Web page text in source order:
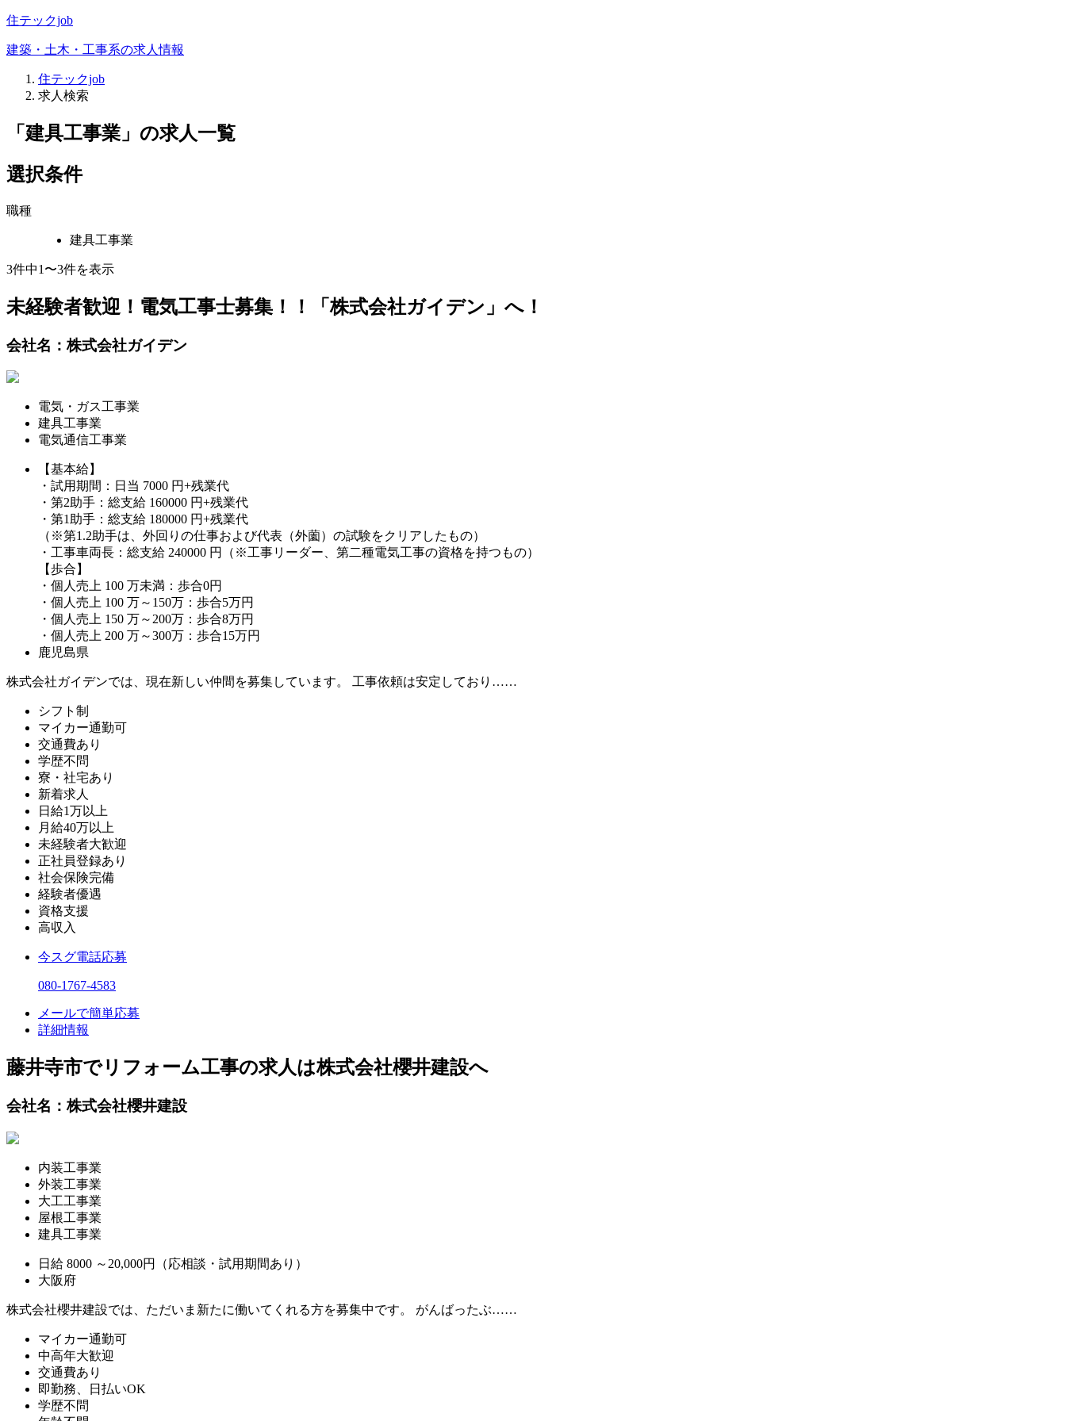
住テックjob
建築・土木・工事系の求人情報
住テックjob
求人検索
「建具工事業」 の求人一覧
選択条件
職種
建具工事業
3件中1〜3件を表示
未経験者歓迎！電気工事士募集！！「株式会社ガイデン」へ！
会社名：株式会社ガイデン
電気・ガス工事業
建具工事業
電気通信工事業
【基本給】
・試用期間：日当 7000 円+残業代
・第2助手：総支給 160000 円+残業代
・第1助手：総支給 180000 円+残業代
（※第1.2助手は、外回りの仕事および代表（外薗）の試験をクリアしたもの）
・工事車両長：総支給 240000 円（※工事リーダー、第二種電気工事の資格を持つもの）
【歩合】
・個人売上 100 万未満：歩合0円
・個人売上 100 万～150万：歩合5万円
・個人売上 150 万～200万：歩合8万円
・個人売上 200 万～300万：歩合15万円
鹿児島県
株式会社ガイデンでは、現在新しい仲間を募集しています。 工事依頼は安定しており……
シフト制
マイカー通勤可
交通費あり
学歴不問
寮・社宅あり
新着求人
日給1万以上
月給40万以上
未経験者大歓迎
正社員登録あり
社会保険完備
経験者優遇
資格支援
高収入
今スグ電話応募
080-1767-4583
メールで簡単応募
詳細情報
藤井寺市でリフォーム工事の求人は株式会社櫻井建設へ
会社名：株式会社櫻井建設
内装工事業
外装工事業
大工工事業
屋根工事業
建具工事業
日給 8000 ～20,000円（応相談・試用期間あり）
大阪府
株式会社櫻井建設では、ただいま新たに働いてくれる方を募集中です。 がんばったぶ……
マイカー通勤可
中高年大歓迎
交通費あり
即勤務、日払いOK
学歴不問